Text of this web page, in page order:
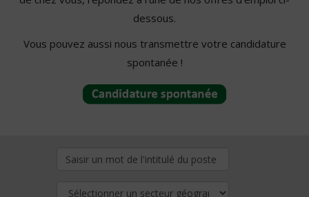
dessous.
Vous pouvez aussi nous transmettre votre candidature
spontanée !